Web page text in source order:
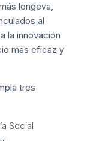
longeva,
al
la innovación
más eficaz y
tres
Social